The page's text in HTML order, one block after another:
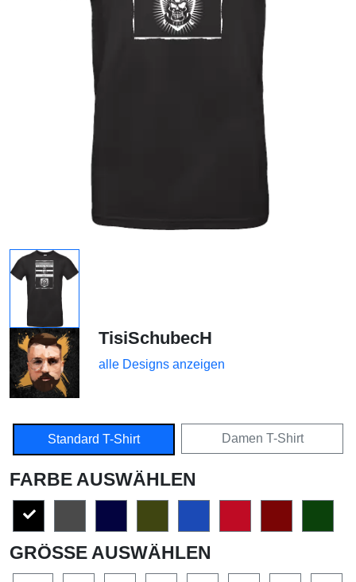
TisiSchubecH
alle Designs anzeigen
Standard T-Shirt Damen T-Shirt
FARBE AUSWÄHLEN
GRÖSSE AUSWÄHLEN